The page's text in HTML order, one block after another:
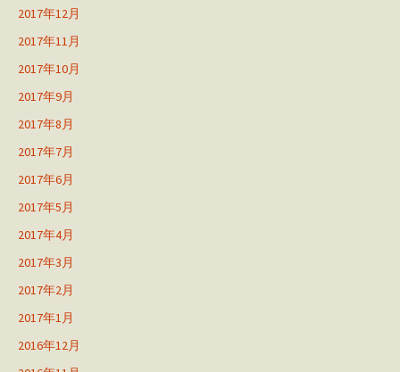
2017年12月
2017年11月
2017年10月
2017年9月
2017年8月
2017年7月
2017年6月
2017年5月
2017年4月
2017年3月
2017年2月
2017年1月
2016年12月